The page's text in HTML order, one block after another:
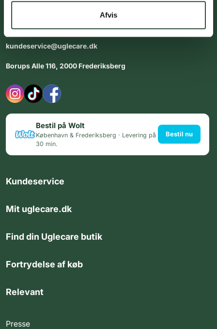
Afvis
Åbningstider i butikken:
kundeservice@uglecare.dk
Borups Alle 116, 2000 Frederiksberg
Bestil på Wolt
København & Frederiksberg · Levering på
30 min.
Bestil nu
Kundeservice
Mit uglecare.dk
Find din Uglecare butik
Fortrydelse af køb
Relevant
Presse